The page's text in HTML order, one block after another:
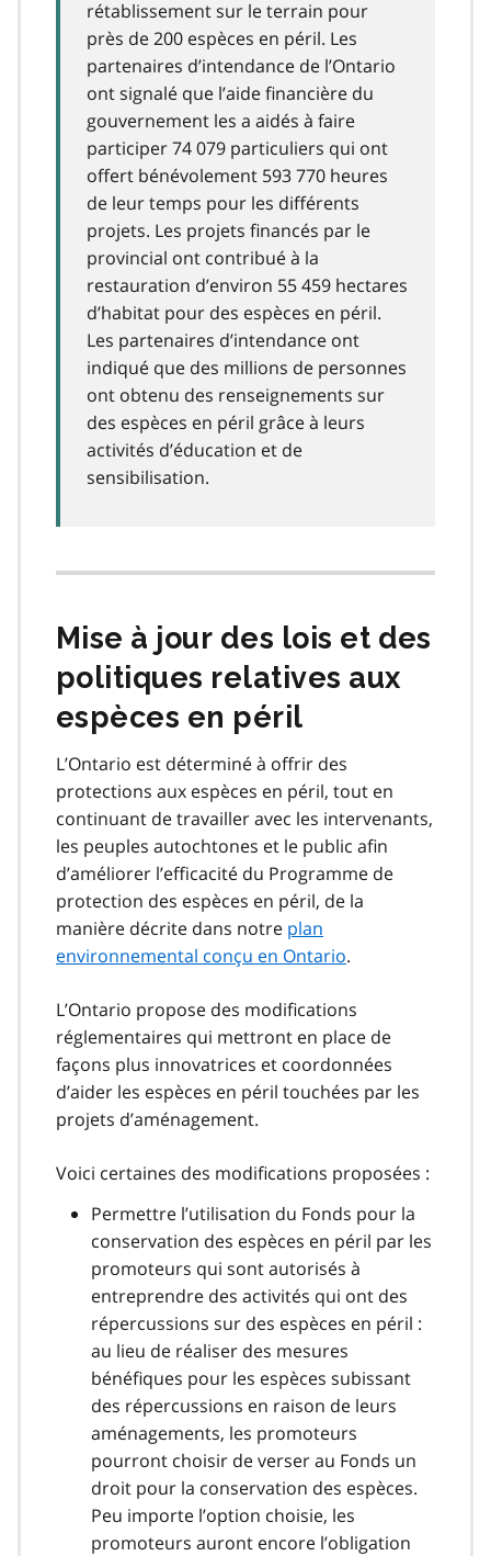
rétablissement sur le terrain pour
près de 200 espèces en péril. Les
partenaires d’intendance de l’Ontario
ont signalé que l’aide financière du
gouvernement les a aidés à faire
participer 74 079 particuliers qui ont
offert bénévolement 593 770 heures
de leur temps pour les différents
projets. Les projets financés par le
provincial ont contribué à la
restauration d’environ 55 459 hectares
d’habitat pour des espèces en péril.
Les partenaires d’intendance ont
indiqué que des millions de personnes
ont obtenu des renseignements sur
des espèces en péril grâce à leurs
activités d’éducation et de
sensibilisation.
Mise à jour des lois et des
politiques relatives aux
espèces en péril
L’Ontario est déterminé à offrir des
protections aux espèces en péril, tout en
continuant de travailler avec les intervenants,
les peuples autochtones et le public afin
d’améliorer l’efficacité du Programme de
protection des espèces en péril, de la
manière décrite dans notre plan
environnemental conçu en Ontario.
L’Ontario propose des modifications
réglementaires qui mettront en place de
façons plus innovatrices et coordonnées
d’aider les espèces en péril touchées par les
projets d’aménagement.
Voici certaines des modifications proposées :
Permettre l’utilisation du Fonds pour la
conservation des espèces en péril par les
promoteurs qui sont autorisés à
entreprendre des activités qui ont des
répercussions sur des espèces en péril :
au lieu de réaliser des mesures
bénéfiques pour les espèces subissant
des répercussions en raison de leurs
aménagements, les promoteurs
pourront choisir de verser au Fonds un
droit pour la conservation des espèces.
Peu importe l’option choisie, les
promoteurs auront encore l’obligation